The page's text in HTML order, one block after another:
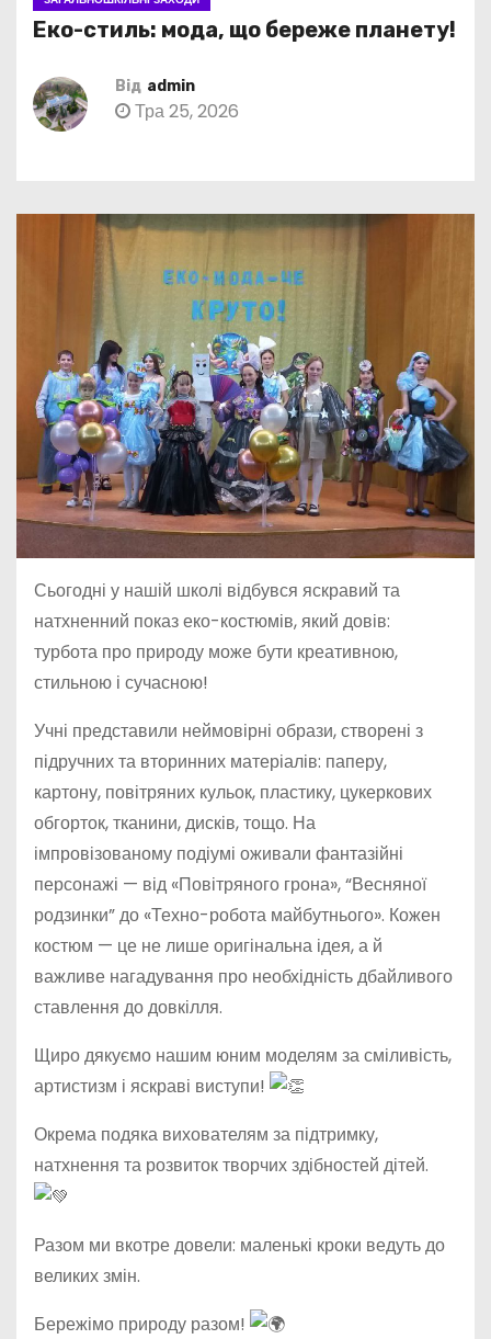
Еко-стиль: мода, що береже планету!
Від admin
Тра 25, 2026
Сьогодні у нашій школі відбувся яскравий та
натхненний показ еко-костюмів, який довів:
турбота про природу може бути креативною,
стильною і сучасною!
Учні представили неймовірні образи, створені з
підручних та вторинних матеріалів: паперу,
картону, повітряних кульок, пластику, цукеркових
обгорток, тканини, дисків, тощо. На
імпровізованому подіумі оживали фантазійні
персонажі — від «Повітряного грона», “Весняної
родзинки” до «Техно-робота майбутнього». Кожен
костюм — це не лише оригінальна ідея, а й
важливе нагадування про необхідність дбайливого
ставлення до довкілля.
Щиро дякуємо нашим юним моделям за сміливість,
артистизм і яскраві виступи!
Окрема подяка вихователям за підтримку,
натхнення та розвиток творчих здібностей дітей.
Разом ми вкотре довели: маленькі кроки ведуть до
великих змін.
Бережімо природу разом!